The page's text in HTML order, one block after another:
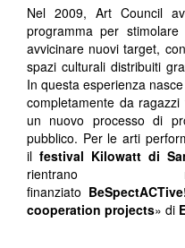
Nel 2009, Art Council
programma per
avvicinare nuovi target,
spazi culturali distribuiti
In questa esperienza
completamente da
un nuovo processo di
pubblico. Per le arti
il festival Kilowatt di
rientrano
finanziato
cooperation projects» di